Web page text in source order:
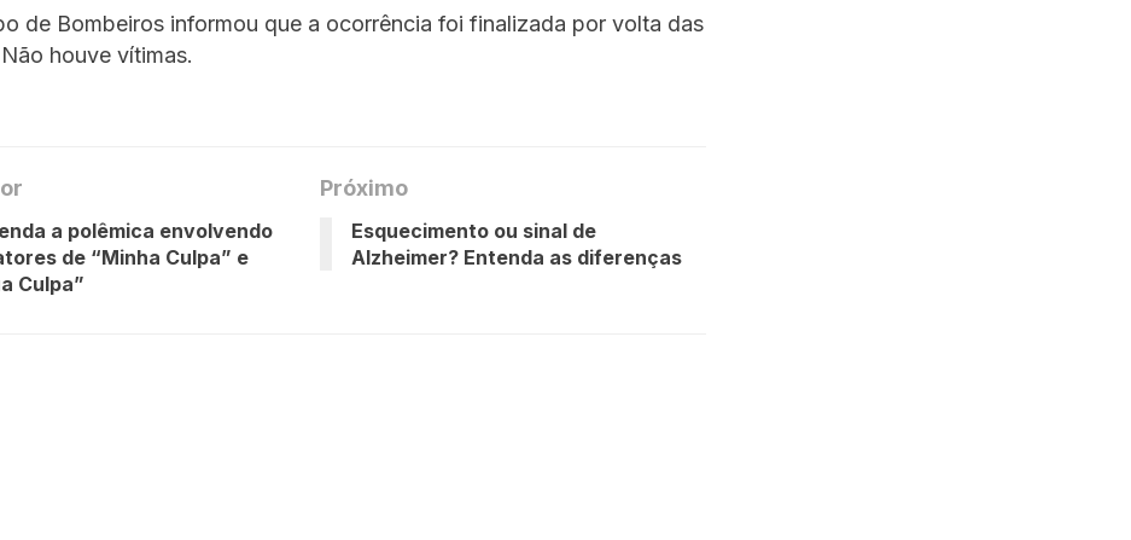
de Bombeiros informou que a ocorrência foi finalizada por volta das
Não houve vítimas.
a polêmica envolvendo
de “Minha Culpa” e
Culpa”
Próximo
Esquecimento ou sinal de
Alzheimer? Entenda as diferenças